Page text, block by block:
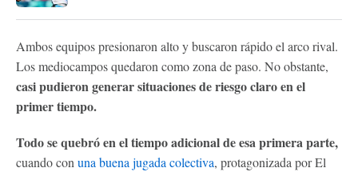
Ambos equipos presionaron alto y buscaron rápido el arco rival.
Los mediocampos quedaron como zona de paso. No obstante,
casi pudieron generar situaciones de riesgo claro en el
primer tiempo.
Todo se quebró en el tiempo adicional de esa primera parte,
cuando con una buena jugada colectiva, protagonizada por El